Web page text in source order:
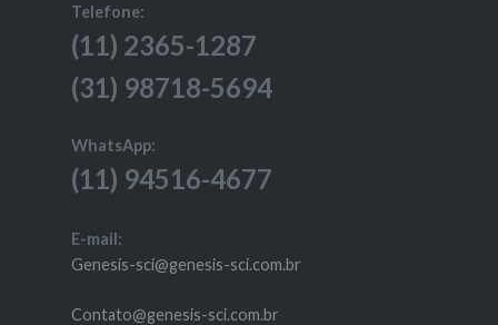
Telefone:
(11) 2365-1287
(31) 98718-5694
WhatsApp:
(11) 94516-4677
E-mail:
Genesis-sci@genesis-sci.com.br
Contato@genesis-sci.com.br